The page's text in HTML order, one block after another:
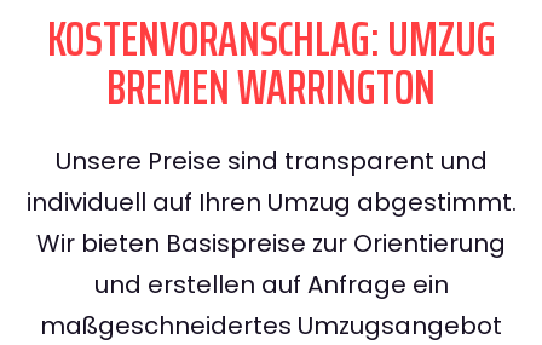
KOSTENVORANSCHLAG: UMZUG
BREMEN WARRINGTON
Unsere Preise sind transparent und
individuell auf Ihren Umzug abgestimmt.
Wir bieten Basispreise zur Orientierung
und erstellen auf Anfrage ein
maßgeschneidertes Umzugsangebot